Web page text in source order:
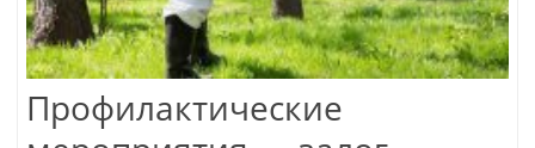
Профилактические